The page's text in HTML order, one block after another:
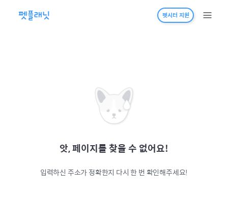
펫시터 지원
앗, 페이지를 찾을 수 없어요!
입력하신 주소가 정확한지 다시 한 번 확인해주세요!